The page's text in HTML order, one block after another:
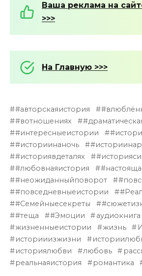
Ваша реклама на
>>>
На Главную >>>
#авторскаяистория
#вотношениях
#интересныеистории
#историинаночь
#историявдеталях
#любовнаяистория
#неожиданныйповорот
#повседневныеистории
#Семейныесекреты
#теща
#Эмоции аудиокнига
жизненныеистории
жизнь
историиизжизни
историялюбви
любовь
реальнаяистория
романтика